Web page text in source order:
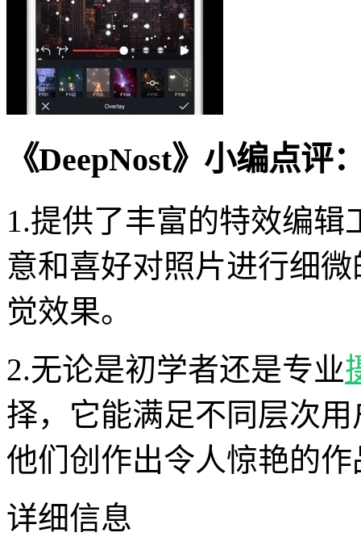
《DeepNost》小编点评
1.提供了丰富的特效编
意和喜好对照片进行细
觉效果。
2.无论是初学者还是专业
择，它能满足不同层次
他们创作出令人惊艳的作
详细信息